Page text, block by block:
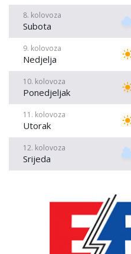
8. kolovoza
Subota
9. kolovoza
Nedjelja
10. kolovoza
Ponedjeljak
11. kolovoza
Utorak
12. kolovoza
Srijeda